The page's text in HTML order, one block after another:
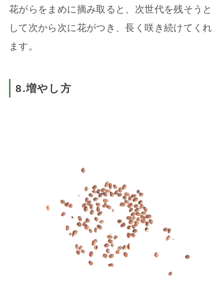
花がらをまめに摘み取ると、次世代を残そうと
して次から次に花がつき、長く咲き続けてくれ
ます。
8.増やし方